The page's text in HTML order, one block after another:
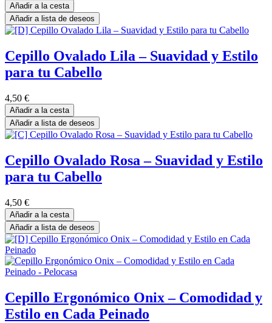
Añadir a la cesta
Añadir a lista de deseos
Cepillo Ovalado Lila – Suavidad y Estilo
para tu Cabello
4,50 €
Añadir a la cesta
Añadir a lista de deseos
Cepillo Ovalado Rosa – Suavidad y Estilo
para tu Cabello
4,50 €
Añadir a la cesta
Añadir a lista de deseos
Cepillo Ergonómico Onix – Comodidad y
Estilo en Cada Peinado